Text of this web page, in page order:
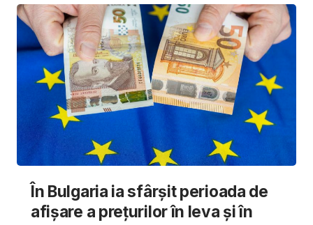
În Bulgaria ia sfârşit perioada de
afișare a prețurilor în ​​leva și în